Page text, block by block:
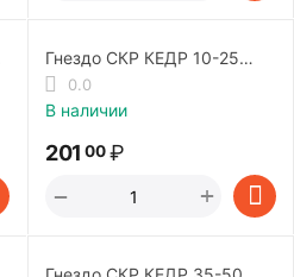
Гнездо СКР КЕДР 10-25
200А
0.0
В наличии
201 00 ₽
+
−